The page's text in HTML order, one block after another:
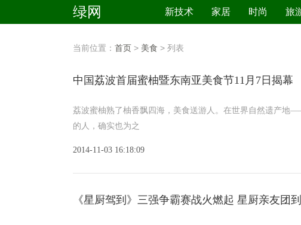
绿网 旅
时尚
家居
新技术
当前位置： 首页 > 美食 > 列表
中国荔波首届蜜柚暨东南亚美食节11月7日揭幕
荔波蜜柚熟了柚香飘四海，美食送游人。在世界自然遗产地
的人，确实也为之
2014-11-03 16:18:09
《星厨驾到》三强争霸赛战火燃起 星厨亲友团